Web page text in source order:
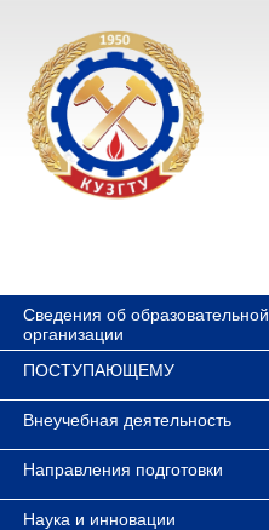
Сведения об образовательной
организации
ПОСТУПАЮЩЕМУ
Внеучебная деятельность
Направления подготовки
Наука и инновации